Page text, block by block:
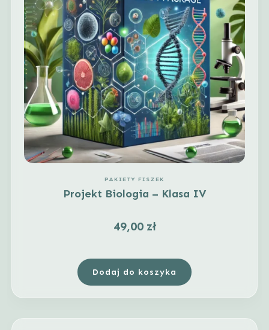
PAKIETY FISZEK
Projekt Biologia – Klasa IV
zł
49,00
Dodaj do koszyka